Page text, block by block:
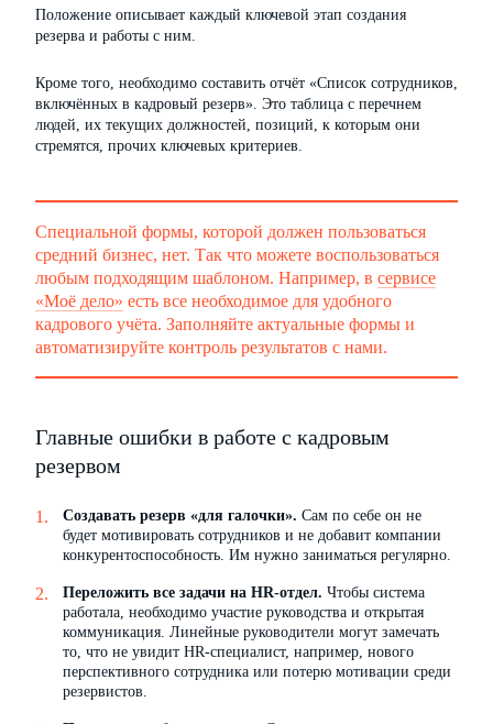
Положение описывает каждый ключевой этап создания
резерва и работы с ним.
Кроме того, необходимо составить отчёт «Список сотрудников,
включённых в кадровый резерв». Это таблица с перечнем
людей, их текущих должностей, позиций, к которым они
стремятся, прочих ключевых критериев.
Специальной формы, которой должен пользоваться
средний бизнес, нет. Так что можете воспользоваться
любым подходящим шаблоном. Например, в сервисе
«Моё дело» есть все необходимое для удобного
кадрового учёта. Заполняйте актуальные формы и
автоматизируйте контроль результатов с нами.
Главные ошибки в работе с кадровым
резервом
Создавать резерв «для галочки». Сам по себе он не
будет мотивировать сотрудников и не добавит компании
конкурентоспособность. Им нужно заниматься регулярно.
Переложить все задачи на HR-отдел. Чтобы система
работала, необходимо участие руководства и открытая
коммуникация. Линейные руководители могут замечать
то, что не увидит HR-специалист, например, нового
перспективного сотрудника или потерю мотивации среди
резервистов.